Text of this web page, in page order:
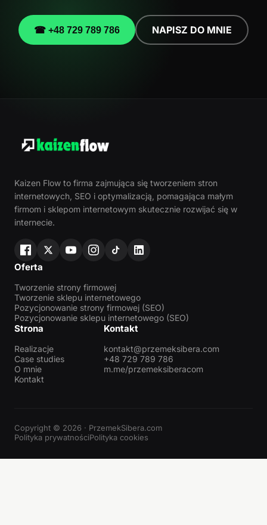
☎ +48 729 789 786 NAPISZ DO MNIE
Kaizen Flow to firma zajmująca się tworzeniem stron
internetowych, SEO i optymalizacją, pomagająca małym
firmom i sklepom internetowym skutecznie rozwijać się w
internecie.
Oferta
Tworzenie strony firmowej
Tworzenie sklepu internetowego
Pozycjonowanie strony firmowej (SEO)
Pozycjonowanie sklepu internetowego (SEO)
Strona
Realizacje
Case studies
O mnie
Kontakt
Kontakt
kontakt@przemeksibera.com
+48 729 789 786
m.me/przemeksiberacom
Copyright © 2026 · PrzemekSibera.com
Polityka prywatnościPolityka cookies